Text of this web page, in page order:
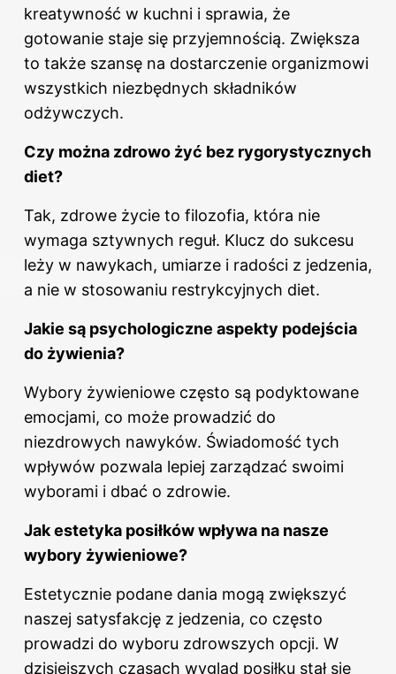
kreatywność w kuchni i sprawia, że
gotowanie staje się przyjemnością. Zwiększa
to także szansę na dostarczenie organizmowi
wszystkich niezbędnych składników
odżywczych.
Czy można zdrowo żyć bez rygorystycznych
diet?
Tak, zdrowe życie to filozofia, która nie
wymaga sztywnych reguł. Klucz do sukcesu
leży w nawykach, umiarze i radości z jedzenia,
a nie w stosowaniu restrykcyjnych diet.
Jakie są psychologiczne aspekty podejścia
do żywienia?
Wybory żywieniowe często są podyktowane
emocjami, co może prowadzić do
niezdrowych nawyków. Świadomość tych
wpływów pozwala lepiej zarządzać swoimi
wyborami i dbać o zdrowie.
Jak estetyka posiłków wpływa na nasze
wybory żywieniowe?
Estetycznie podane dania mogą zwiększyć
naszej satysfakcję z jedzenia, co często
prowadzi do wyboru zdrowszych opcji. W
dzisiejszych czasach wygląd posiłku stał się